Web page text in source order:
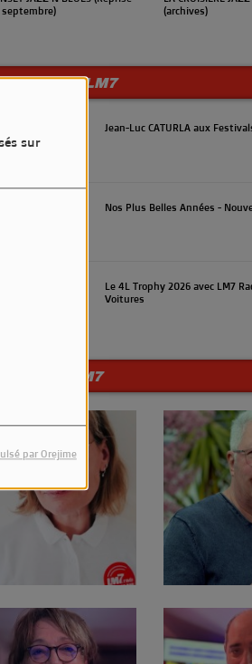
sur
par Orejime
(Reprise en
INFOS LM7
Jean-Luc CATURLA aux
Nos Plus Belles Années -
Le 4L Trophy 2026 avec LM7
Voitures
TEAM LM7